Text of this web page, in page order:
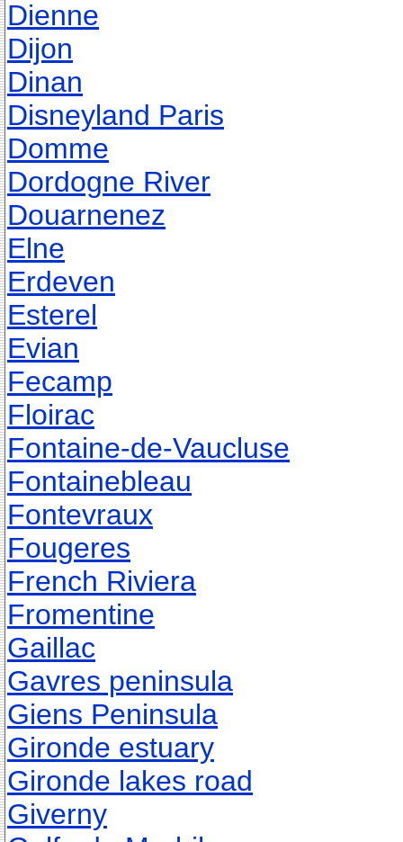
Dienne
Dijon
Dinan
Disneyland Paris
Domme
Dordogne River
Douarnenez
Elne
Erdeven
Esterel
Evian
Fecamp
Floirac
Fontaine-de-Vaucluse
Fontainebleau
Fontevraux
Fougeres
French Riviera
Fromentine
Gaillac
Gavres peninsula
Giens Peninsula
Gironde estuary
Gironde lakes road
Giverny